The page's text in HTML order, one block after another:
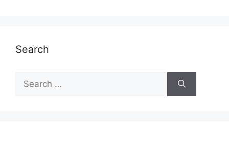
Search